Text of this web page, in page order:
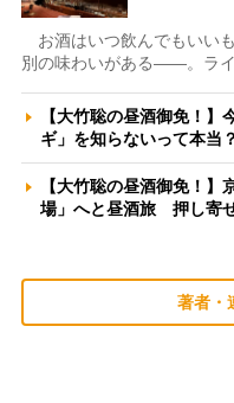
お酒はいつ飲んでもいい
別の味わいがある――。ラ
【大竹聡の昼酒御免！
ギ」を知らないって本
【大竹聡の昼酒御免！
場」へと昼酒旅 押し寄
著者・